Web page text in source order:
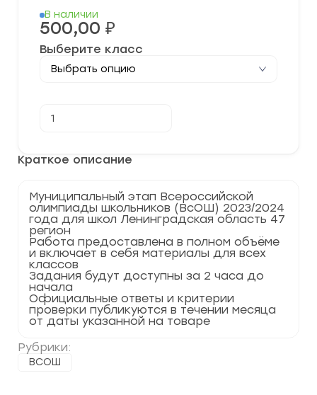
Краткое описание
Муниципальный этап Всероссийской
олимпиады школьников (ВсОШ) 2023/2024
года для школ Ленинградская область 47
регион
Работа предоставлена в полном объёме
и включает в себя материалы для всех
классов
Задания будут доступны за 2 часа до
начала
Официальные ответы и критерии
проверки публикуются в течении месяца
от даты указанной на товаре
Рубрики:
ВСОШ
В наличии
500,00 ₽
Выберите класс
товара
этап
по
2024
г.
Ленинградская
область
47
регион